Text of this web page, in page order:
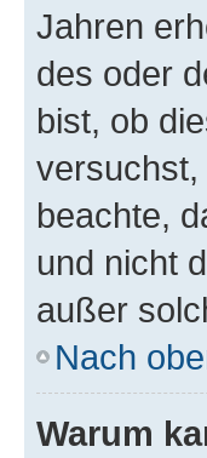
Jahren
des oder
bist, ob
versuchst,
beachte,
und nicht
außer
Nach
Warum